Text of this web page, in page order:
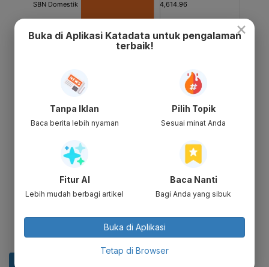
×
Buka di Aplikasi Katadata untuk pengalaman
terbaik!
Tanpa Iklan
Baca berita lebih nyaman
Pilih Topik
Sesuai minat Anda
Fitur AI
Lebih mudah berbagi artikel
Baca Nanti
Bagi Anda yang sibuk
Buka di Aplikasi
Tetap di Browser